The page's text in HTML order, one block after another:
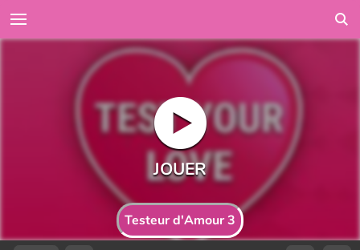
Testeur d'Amour 3